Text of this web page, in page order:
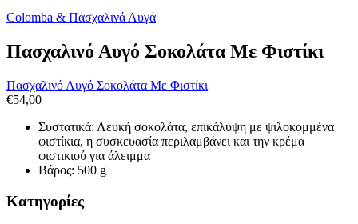
Colomba & Πασχαλινά Αυγά
Πασχαλινό Αυγό Σοκολάτα Με Φιστίκι
Πασχαλινό Αυγό Σοκολάτα Με Φιστίκι
€54,00
Συστατικά: Λευκή σοκολάτα, επικάλυψη με ψιλοκομμένα
φιστίκια, η συσκευασία περιλαμβάνει και την κρέμα
φιστικιού για άλειμμα
Βάρος: 500 g
Κατηγορίες